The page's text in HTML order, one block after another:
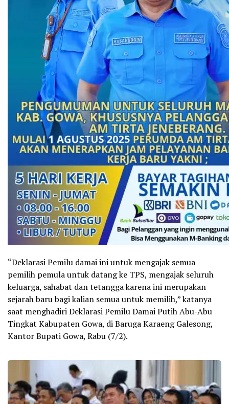
“Deklarasi Pemilu damai ini untuk mengajak semua
pemilih pemula untuk datang ke TPS, mengajak seluruh
keluarga, sahabat dan tetangga karena ini merupakan
sejarah baru bagi kalian semua untuk memilih,” katanya
saat menghadiri Deklarasi Pemilu Damai Putih Abu-Abu
Tingkat Kabupaten Gowa, di Baruga Karaeng Galesong,
Kantor Bupati Gowa, Rabu (7/2).